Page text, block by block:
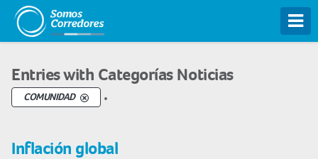
Entries with Categorías Noticias
COMUNIDAD .
Inflación global